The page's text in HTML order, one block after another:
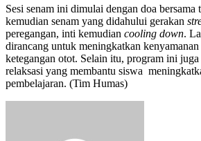
Sesi senam ini dimulai dengan doa bersama
kemudian senam yang didahului gerakan
peregangan, inti kemudian cooling down.
dirancang untuk meningkatkan
ketegangan otot. Selain itu, program ini
relaksasi yang membantu siswa
pembelajaran. (Tim Humas)